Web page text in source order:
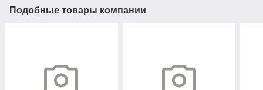
Подобные товары компании